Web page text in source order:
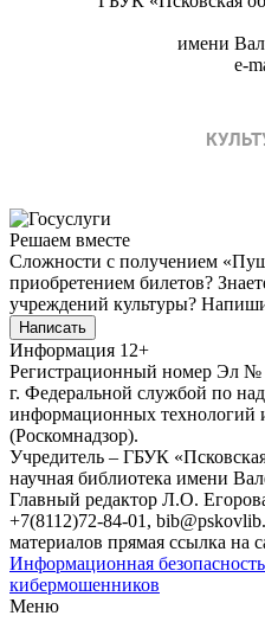
имени
e-
Решаем вместе
Сложности с получением
приобретением билетов?
учреждений культуры?
Написать
Информация 12+
Регистрационный номер Эл
г. Федеральной службой по
информационных технологий
(Роскомнадзор).
Учредитель – ГБУК
научная библиотека имени
Главный редактор Л.О.
+7(8112)72-84-01,
материалов прямая ссылка на
Информационная
кибермошенников
Меню